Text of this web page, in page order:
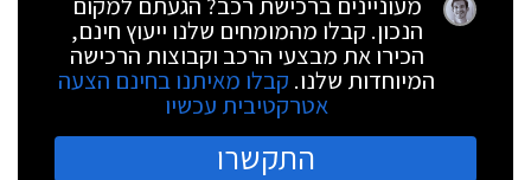
הנכון. קבלו מהמומחים שלנו ייעוץ חינם,
הכירו את מבצעי הרכב וקבוצות הרכישה
המיוחדות שלנו. קבלו מאיתנו בחינם הצעה
אטרקטיבית עכשיו
התקשרו